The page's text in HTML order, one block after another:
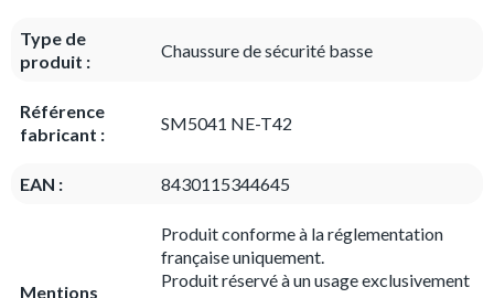
Type de
produit :
Chaussure de sécurité basse
Référence
fabricant :
SM5041 NE-T42
EAN : 8430115344645
Mentions
Produit conforme à la réglementation
française uniquement.
Produit réservé à un usage exclusivement